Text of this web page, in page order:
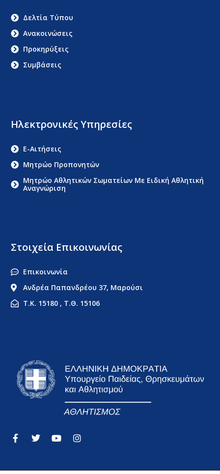
Στοιχεία Επικοινωνίας
Επικοινωνία
Ανδρέα Παπανδρέου 37, Μαρούσι
Τ.Κ. 15180 , Τ.Θ. 15106
Ηλεκτρονικές Υπηρεσίες
E-Αιτήσεις
Μητρώο Προπονητών
Μητρώο Αθλητικών Σωματείων Με Ειδική Αθλητική
Αναγνώριση
Δελτία Τύπου
Ανακοινώσεις
Προκηρύξεις
Συμβάσεις